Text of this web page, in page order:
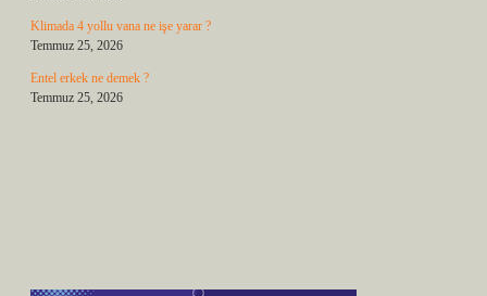
Klimada 4 yollu vana ne işe yarar ?
Temmuz 25, 2026
Entel erkek ne demek ?
Temmuz 25, 2026